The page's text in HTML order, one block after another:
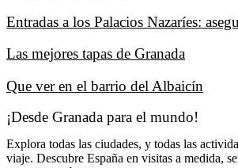
Entradas a los Palacios Nazaríes:
Las mejores tapas de Granada
Que ver en el barrio del Albaicín
¡Desde Granada para el mundo!
Explora todas las ciudades, y todas las
viaje. Descubre España en visitas a medida,